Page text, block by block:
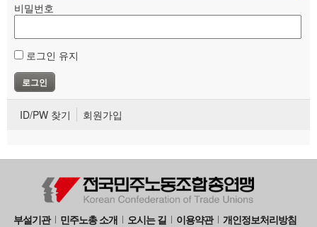
비밀번호
로그인 유지
ID/PW 찾기 회원가입
부설기관 민주노총 소개 오시는 길 이용약관 개인정보처리방침